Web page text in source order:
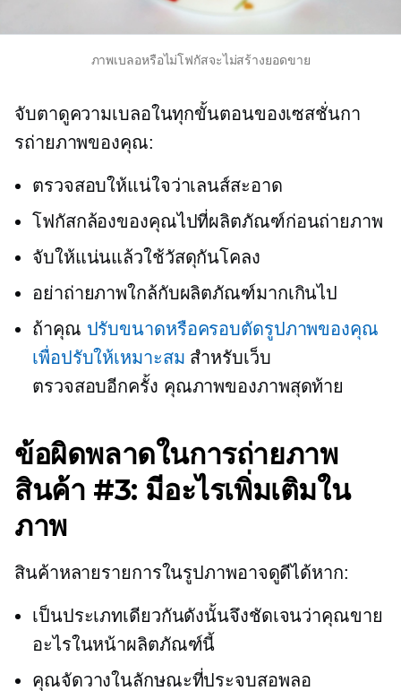
ภาพเบลอหรือไม่โฟกัสจะไม่สร้างยอดขาย
จับตาดูความเบลอในทุกขั้นตอนของเซสชั่นกา
รถ่ายภาพของคุณ:
ตรวจสอบให้แน่ใจว่าเลนส์สะอาด
โฟกัสกล้องของคุณไปที่ผลิตภัณฑ์ก่อนถ่ายภาพ
จับให้แน่นแล้วใช้วัสดุกันโคลง
อย่าถ่ายภาพใกล้กับผลิตภัณฑ์มากเกินไป
ถ้าคุณ ปรับขนาดหรือครอบตัดรูปภาพของคุณ
เพื่อปรับให้เหมาะสม สำหรับเว็บ
ตรวจสอบอีกครั้ง คุณภาพของภาพสุดท้าย
ข้อผิดพลาดในการถ่ายภาพ
สินค้า #3: มีอะไรเพิ่มเติมใน
ภาพ
สินค้าหลายรายการในรูปภาพอาจดูดีได้หาก:
เป็นประเภทเดียวกันดังนั้นจึงชัดเจนว่าคุณขาย
อะไรในหน้าผลิตภัณฑ์นี้
คุณจัดวางในลักษณะที่ประจบสอพลอ